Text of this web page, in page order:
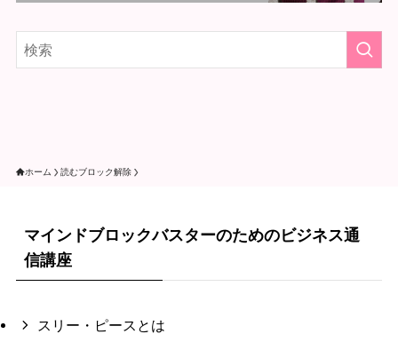
ホーム 読むブロック解除
マインドブロックバスターのためのビジネス通
信講座
スリー・ピースとは